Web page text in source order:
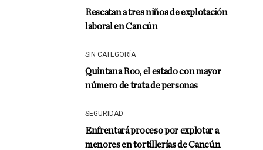
Rescatan a tres niños de explotación
laboral en Cancún
SIN CATEGORÍA
Quintana Roo, el estado con mayor
número de trata de personas
SEGURIDAD
Enfrentará proceso por explotar a
menores en tortillerías de Cancún